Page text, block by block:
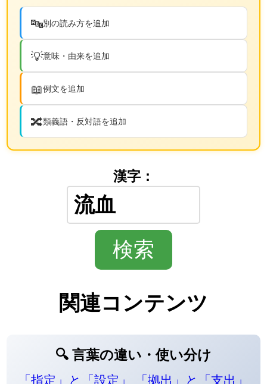
🔤別の読み方を追加
💡意味・由来を追加
📖例文を追加
🔀類義語・反対語を追加
漢字：
関連コンテンツ
🔍 言葉の違い・使い分け
「指定」と「設定」
「拠出」と「支出」